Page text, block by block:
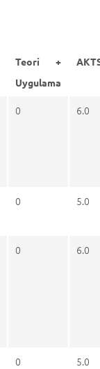
Teori +
Uygulama
0 6.0
0 5.0
0 6.0
0 5.0